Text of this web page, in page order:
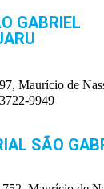
GABRIEL
Maurício de
9949
SÃO